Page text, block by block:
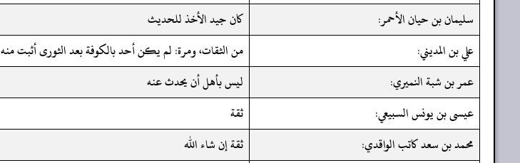
سليمان بن حيان الأحمر:
كان جيد الأخذ للحديث
علي بن المديني:
من الثقات، ومرة: لم يكن أحد بالكوفة بعد الثورى أثبت منه
عمر بن شبة النميري:
ليس بأهل أن يحدث عنه
عيسى بن يونس السبيعي:
ثقة
محمد بن سعد كاتب الواقدي:
ثقة إن شاء الله